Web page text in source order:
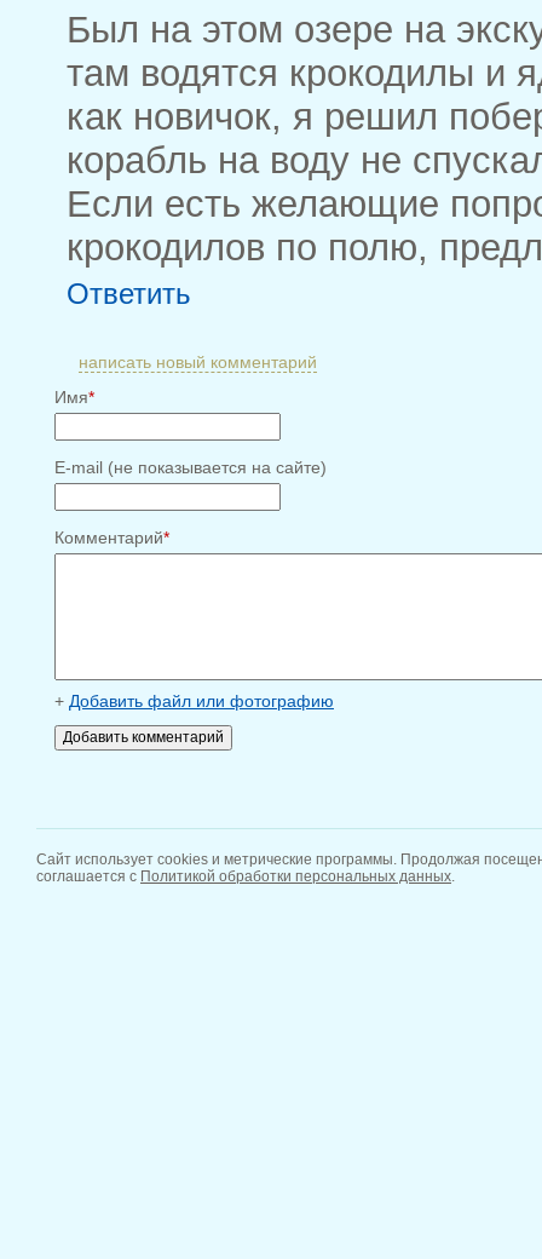
Был на этом озере на
там водятся крокодилы и
как новичок, я решил
корабль на воду не
Если есть желающие
крокодилов по полю,
Ответить
написать новый комментарий
Имя*
E-mail (не показывается на сайте)
Комментарий*
+ Добавить файл или фотографию
Сайт использует cookies и метрические программы. Продолжая
соглашается с Политикой обработки персональных данных.